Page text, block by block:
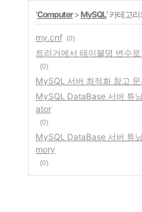
'Computer>MySQL' 카테고리
my.cnf (0)
트리거에서 테이블명 변수
(0)
MySQL 서버 최적화 참고 문
MySQL DataBase 서버 튜
ator
(0)
MySQL DataBase 서버 튜
mory
(0)